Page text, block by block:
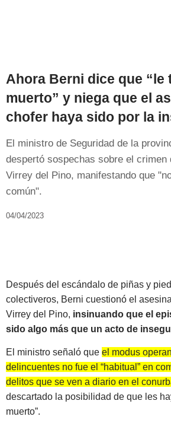
Ahora Berni dice que “le
muerto” y niega que el
chofer haya sido por la
El ministro de Seguridad de la
despertó sospechas sobre el crimen
Virrey del Pino, manifestando que
común".
04/04/2023
Después del escándalo de piñas y
colectiveros, Berni cuestionó el
Virrey del Pino, insinuando que el
sido algo más que un acto de
El ministro señaló que el modus
delincuentes no fue el “habitual” en
delitos que se ven a diario en el c
descartado la posibilidad de que les
muerto”.